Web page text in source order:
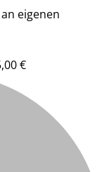
eigenen
€